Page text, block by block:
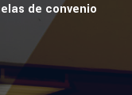
de convenio